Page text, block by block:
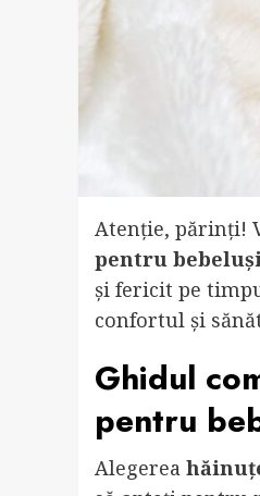
Atenție, părinți!
pentru
și fericit pe
confortul și
Ghidul
pentru
Alegerea